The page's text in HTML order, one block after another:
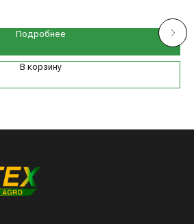
Подробнее
В корзину